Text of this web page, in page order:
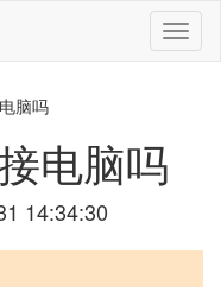
切
换
脑吗
电脑吗
14:34:30